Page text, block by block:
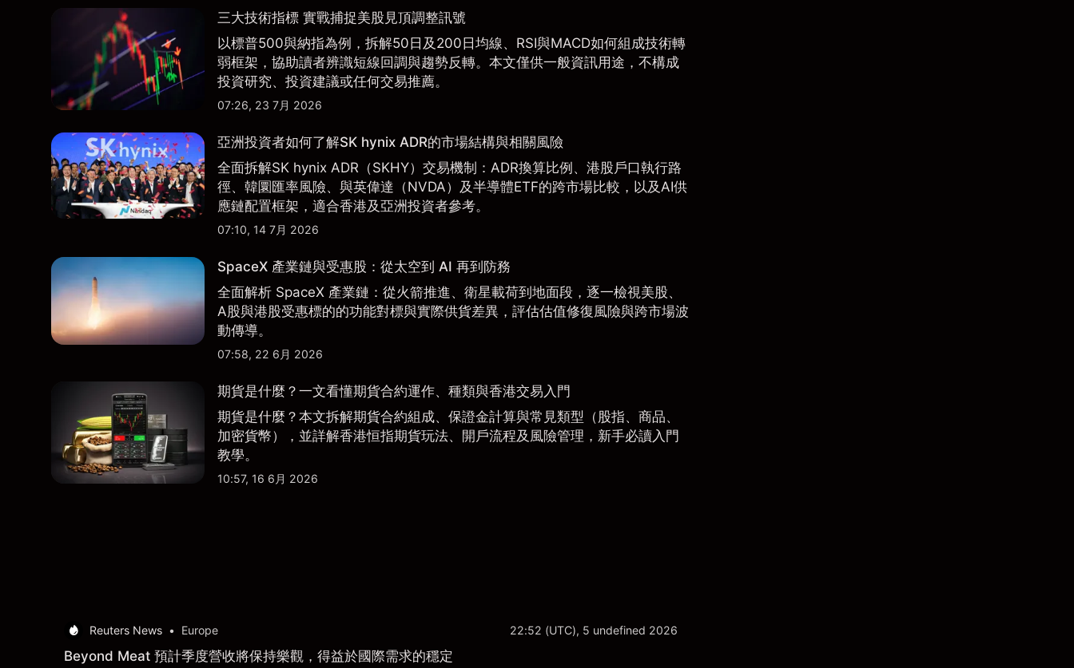
三大技術指標 實戰捕捉美股見頂調整訊號
以標普500與納指為例，拆解50日及200日均線、RSI與MACD如何組成技術轉
弱框架，協助讀者辨識短線回調與趨勢反轉。本文僅供一般資訊用途，不構成
投資研究、投資建議或任何交易推薦。
07:26, 23 7月 2026
亞洲投資者如何了解SK hynix ADR的市場結構與相關風險
全面拆解SK hynix ADR（SKHY）交易機制：ADR換算比例、港股戶口執行路
徑、韓圜匯率風險、與英偉達（NVDA）及半導體ETF的跨市場比較，以及AI供
應鏈配置框架，適合香港及亞洲投資者參考。
07:10, 14 7月 2026
SpaceX 產業鏈與受惠股：從太空到 AI 再到防務
全面解析 SpaceX 產業鏈：從火箭推進、衛星載荷到地面段，逐一檢視美股、
A股與港股受惠標的的功能對標與實際供貨差異，評估估值修復風險與跨市場波
動傳導。
07:58, 22 6月 2026
期貨是什麼？一文看懂期貨合約運作、種類與香港交易入門
期貨是什麼？本文拆解期貨合約組成、保證金計算與常見類型（股指、商品、
加密貨幣），並詳解香港恒指期貨玩法、開戶流程及風險管理，新手必讀入門
教學。
10:57, 16 6月 2026
Reuters News • Europe 22:52 (UTC), 5 undefined 2026
Beyond Meat 預計季度營收將保持樂觀，得益於國際需求的穩定